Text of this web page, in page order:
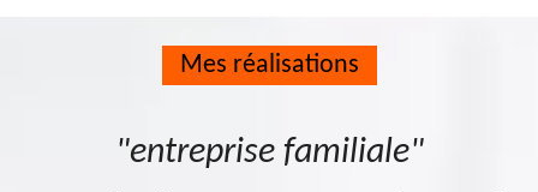
Mes réalisations
"entreprise familiale"